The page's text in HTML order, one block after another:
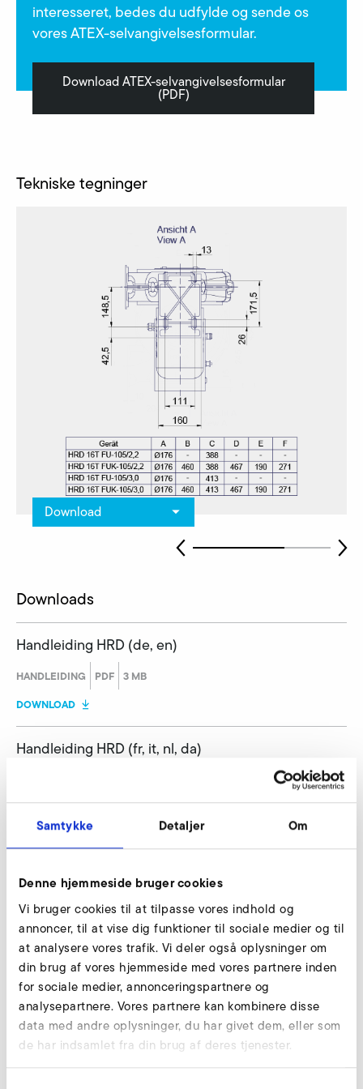
Samtykke Detaljer Om
Denne hjemmeside bruger cookies
Vi bruger cookies til at tilpasse vores indhold og
annoncer, til at vise dig funktioner til sociale medier og til
at analysere vores trafik. Vi deler også oplysninger om
din brug af vores hjemmeside med vores partnere inden
for sociale medier, annonceringspartnere og
analysepartnere. Vores partnere kan kombinere disse
data med andre oplysninger, du har givet dem, eller som
de har indsamlet fra din brug af deres tjenester.
interesseret, bedes du udfylde og sende os
vores ATEX-selvangivelsesformular.
Download ATEX-selvangivelsesformular
(PDF)
Tekniske tegninger
Download
Downloads
Handleiding HRD (de, en)
HANDLEIDING PDF 3 MB
DOWNLOAD
Handleiding HRD (fr, it, nl, da)
DOWNLOAD
Handleiding HRD (es, pt, gr, pl)
HANDLEIDING PDF 5 MB
DOWNLOAD
Handleiding HRD (sr)
HANDLEIDING PDF
2 MB
DOWNLOAD